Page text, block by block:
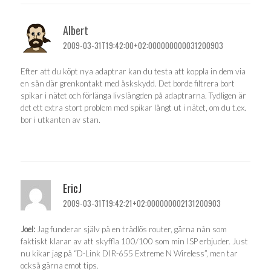
Albert
2009-03-31T19:42:00+02:000000000031200903
Efter att du köpt nya adaptrar kan du testa att koppla in dem via
en sån där grenkontakt med åskskydd. Det borde filtrera bort
spikar i nätet och förlänga livslängden på adaptrarna. Tydligen är
det ett extra stort problem med spikar långt ut i nätet, om du t.ex.
bor i utkanten av stan.
EricJ
2009-03-31T19:42:21+02:000000002131200903
Joel: Jag funderar själv på en trådlös router, gärna nån som
faktiskt klarar av att skyffla 100/100 som min ISP erbjuder. Just
nu kikar jag på “D-Link DIR-655 Extreme N Wireless”, men tar
också gärna emot tips.